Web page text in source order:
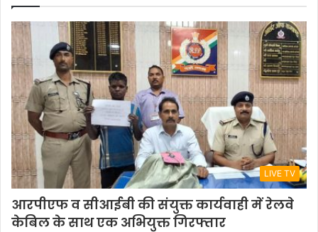
LIVE TV
आरपीएफ व सीआईबी की संयुक्त कार्यवाही में रेलवे
केबिल के साथ एक अभियुक्त गिरफ्तार